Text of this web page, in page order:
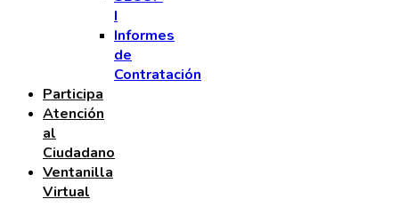
I
Informes
de
Contratación
Participa
Atención
al
Ciudadano
Ventanilla
Virtual